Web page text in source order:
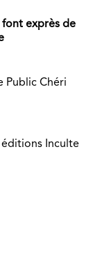
font exprès de
Public Chéri
Inculte